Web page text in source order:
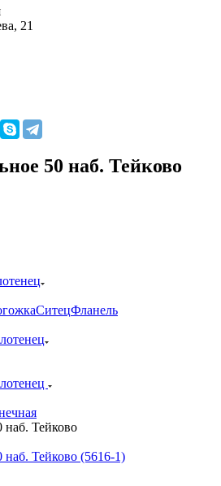
21
50 наб. Тейково
СитецФланель
наб. Тейково